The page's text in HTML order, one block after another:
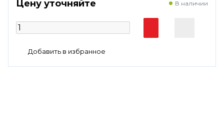
Цену уточняйте В наличии